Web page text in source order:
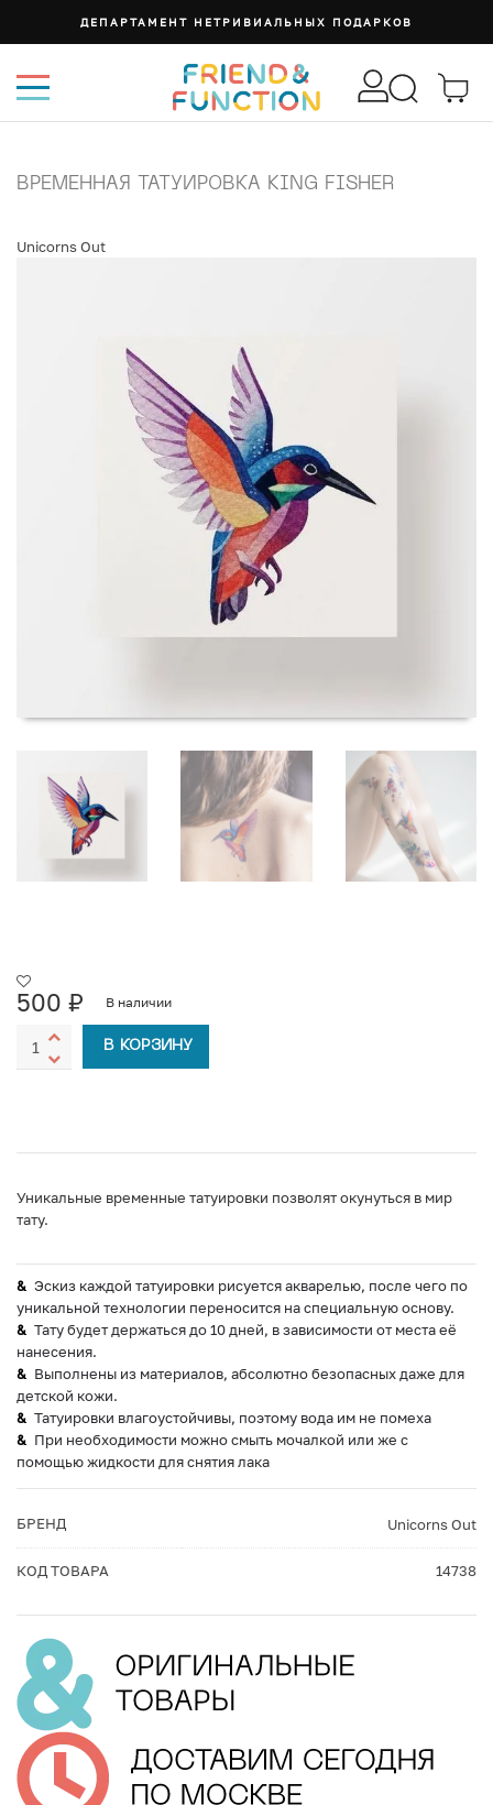
ДЕПАРТАМЕНТ НЕТРИВИАЛЬНЫХ ПОДАРКОВ
ВРЕМЕННАЯ ТАТУИРОВКА KING FISHER
Unicorns Out
500 ₽ В наличии
В КОРЗИНУ
Уникальные временные татуировки позволят окунуться в мир
тату.
Эскиз каждой татуировки рисуется акварелью, после чего по
уникальной технологии переносится на специальную основу.
Тату будет держаться до 10 дней, в зависимости от места её
нанесения.
Выполнены из материалов, абсолютно безопасных даже для
детской кожи.
Татуировки влагоустойчивы, поэтому вода им не помеха
При необходимости можно смыть мочалкой или же с
помощью жидкости для снятия лака
БРЕНД Unicorns Out
КОД ТОВАРА 14738